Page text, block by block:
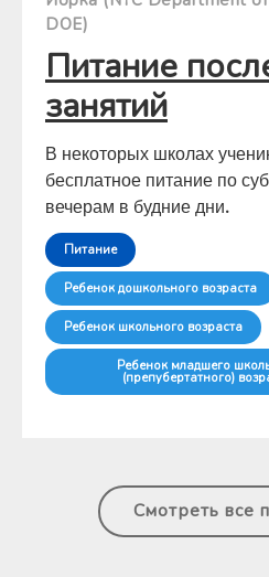
DOE)
Питание
занятий
В некоторых школах
бесплатное питание по
вечерам в будние дни.
Питание
Ребенок дошкольного возраста
Ребенок школьного возраста
Ребенок младшего
(препубертатного)
Смотреть все